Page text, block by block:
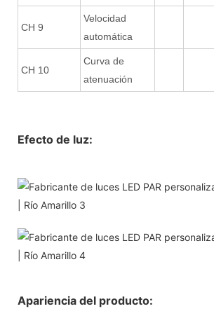
CH 9
Velocidad
automática
CH 10
Curva de
atenuación
Efecto de luz:
Apariencia del producto: